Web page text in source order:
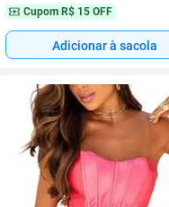
Cupom R$ 15 OFF
Adicionar à sacola